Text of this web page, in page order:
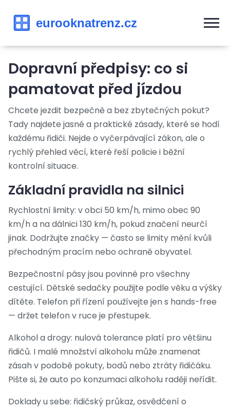
Dopravní předpisy: co si
pamatovat před jízdou
Chcete jezdit bezpečně a bez zbytečných pokut?
Tady najdete jasné a praktické zásady, které se hodí
každému řidiči. Nejde o vyčerpávající zákon, ale o
rychlý přehled věcí, které řeší policie i běžní
kontrolní situace.
Základní pravidla na silnici
Rychlostní limity: v obci 50 km/h, mimo obec 90
km/h a na dálnici 130 km/h, pokud značení neurčí
jinak. Dodržujte značky — často se limity mění kvůli
přechodným pracím nebo ochraně obyvatel.
Bezpečnostní pásy jsou povinné pro všechny
cestující. Dětské sedačky použijte podle věku a výšky
dítěte. Telefon při řízení používejte jen s hands-free
— držet telefon v ruce je přestupek.
Alkohol a drogy: nulová tolerance platí pro většinu
řidičů. I malé množství alkoholu může znamenat
zásah v podobě pokuty, bodů nebo ztráty řidičáku.
Pište si, že auto po konzumaci alkoholu raději neřídit.
Doklady u sebe: řidičský průkaz, osvědčení o